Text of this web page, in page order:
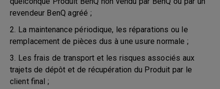
revendeur BenQ agréé ;
2. La maintenance périodique, les réparations ou le
remplacement de pièces dus à une usure normale ;
3. Les frais de transport et les risques associés aux
trajets de dépôt et de récupération du Produit par le
client final ;